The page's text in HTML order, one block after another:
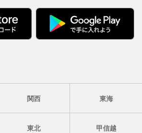
関西 東海
東北 甲信越